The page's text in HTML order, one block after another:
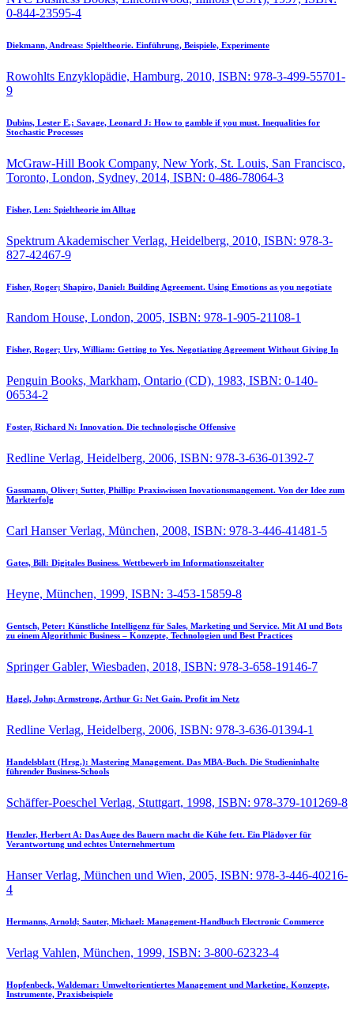
0-844-23595-4
Diekmann, Andreas: Spieltheorie. Einführung, Beispiele, Experimente
Rowohlts Enzyklopädie, Hamburg, 2010, ISBN: 978-3-499-55701-
9
Dubins, Lester E.; Savage, Leonard J: How to gamble if you must. Inequalities for
Stochastic Processes
McGraw-Hill Book Company, New York, St. Louis, San Francisco,
Toronto, London, Sydney, 2014, ISBN: 0-486-78064-3
Fisher, Len: Spieltheorie im Alltag
Spektrum Akademischer Verlag, Heidelberg, 2010, ISBN: 978-3-
827-42467-9
Fisher, Roger; Shapiro, Daniel: Building Agreement. Using Emotions as you negotiate
Random House, London, 2005, ISBN: 978-1-905-21108-1
Fisher, Roger; Ury, William: Getting to Yes. Negotiating Agreement Without Giving In
Penguin Books, Markham, Ontario (CD), 1983, ISBN: 0-140-
06534-2
Foster, Richard N: Innovation. Die technologische Offensive
Redline Verlag, Heidelberg, 2006, ISBN: 978-3-636-01392-7
Gassmann, Oliver; Sutter, Phillip: Praxiswissen Inovationsmangement. Von der Idee zum
Markterfolg
Carl Hanser Verlag, München, 2008, ISBN: 978-3-446-41481-5
Gates, Bill: Digitales Business. Wettbewerb im Informationszeitalter
Heyne, München, 1999, ISBN: 3-453-15859-8
Gentsch, Peter: Künstliche Intelligenz für Sales, Marketing und Service. Mit AI und Bots
zu einem Algorithmic Business – Konzepte, Technologien und Best Practices
Springer Gabler, Wiesbaden, 2018, ISBN: 978-3-658-19146-7
Hagel, John; Armstrong, Arthur G: Net Gain. Profit im Netz
Redline Verlag, Heidelberg, 2006, ISBN: 978-3-636-01394-1
Handelsblatt (Hrsg.): Mastering Management. Das MBA-Buch. Die Studieninhalte
führender Business-Schools
Schäffer-Poeschel Verlag, Stuttgart, 1998, ISBN: 978-379-101269-8
Henzler, Herbert A: Das Auge des Bauern macht die Kühe fett. Ein Plädoyer für
Verantwortung und echtes Unternehmertum
Hanser Verlag, München und Wien, 2005, ISBN: 978-3-446-40216-
4
Hermanns, Arnold; Sauter, Michael: Management-Handbuch Electronic Commerce
Verlag Vahlen, München, 1999, ISBN: 3-800-62323-4
Hopfenbeck, Waldemar: Umweltorientiertes Management und Marketing. Konzepte,
Instrumente, Praxisbeispiele